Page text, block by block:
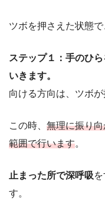
ツボを押さえた状態で
ステップ１：手のひ
いきます。
向ける方向は、ツボが
この時、 無理に振り
範囲で行います。
止まった所で深呼吸
す。